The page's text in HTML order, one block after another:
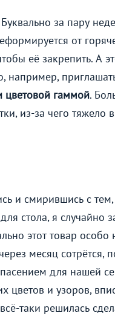
Буквально за пару
от
её закрепить. А
цветовой гаммой.
из-за чего тяжело
и смирившись с
стола, я случайно
этот товар
месяц сотрётся,
для нашей
цветов и узоров,
таки решилась